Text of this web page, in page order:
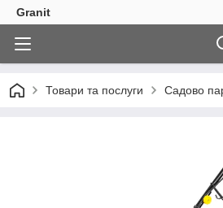
Granit
Товари та послуги Садово